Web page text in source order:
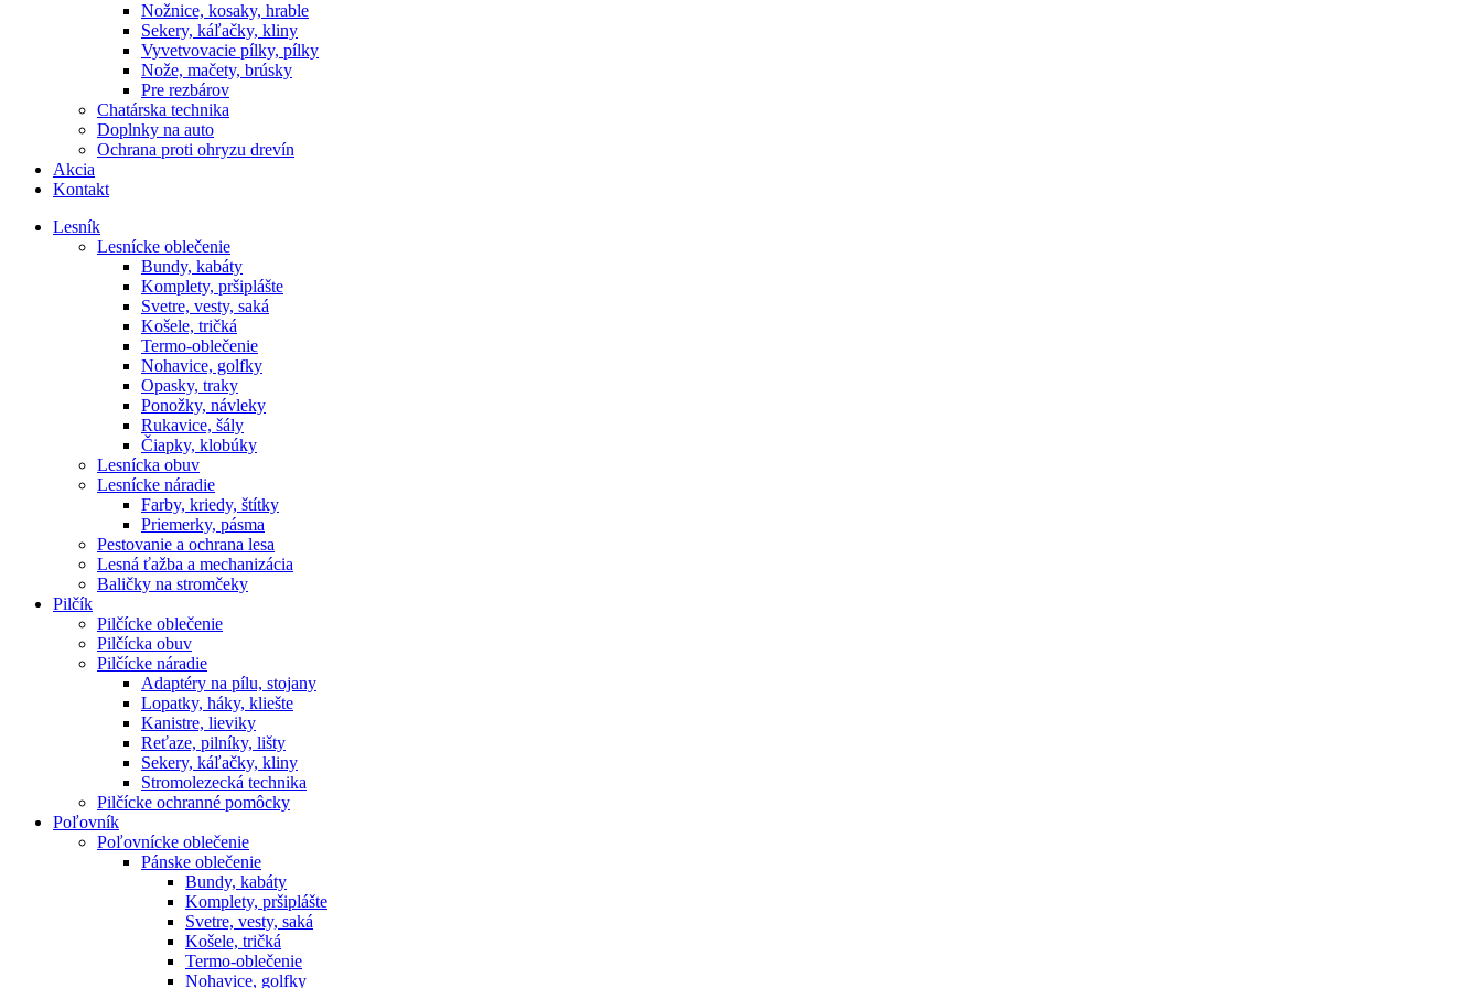
Nožnice, kosaky, hrable
Sekery, káľačky, kliny
Vyvetvovacie pílky, pílky
Nože, mačety, brúsky
Pre rezbárov
Chatárska technika
Doplnky na auto
Ochrana proti ohryzu drevín
Akcia
Kontakt
Lesník
Lesnícke oblečenie
Bundy, kabáty
Komplety, pršiplášte
Svetre, vesty, saká
Košele, tričká
Termo-oblečenie
Nohavice, golfky
Opasky, traky
Ponožky, návleky
Rukavice, šály
Čiapky, klobúky
Lesnícka obuv
Lesnícke náradie
Farby, kriedy, štítky
Priemerky, pásma
Pestovanie a ochrana lesa
Lesná ťažba a mechanizácia
Baličky na stromčeky
Pilčík
Pilčícke oblečenie
Pilčícka obuv
Pilčícke náradie
Adaptéry na pílu, stojany
Lopatky, háky, kliešte
Kanistre, lieviky
Reťaze, pilníky, lišty
Sekery, káľačky, kliny
Stromolezecká technika
Pilčícke ochranné pomôcky
Poľovník
Poľovnícke oblečenie
Pánske oblečenie
Bundy, kabáty
Komplety, pršiplášte
Svetre, vesty, saká
Košele, tričká
Termo-oblečenie
Nohavice, golfky